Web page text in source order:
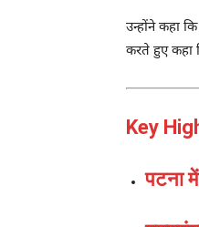
उन्होंने कहा
करते हुए कहा
Key
पटना